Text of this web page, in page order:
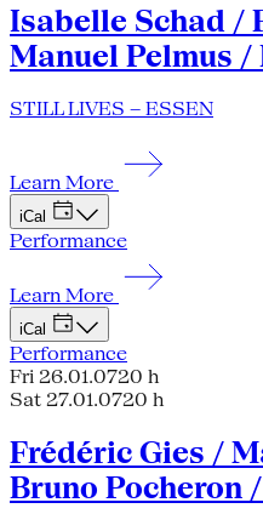
Isabelle Schad /
Manuel Pelmus /
STILL LIVES – ESSEN
Learn More
iCal
Performance
Learn More
iCal
Performance
Fri 26.01.0720 h
Sat 27.01.0720 h
Frédéric Gies /
Bruno Pocheron